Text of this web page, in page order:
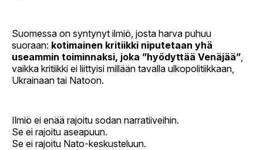
Suomessa on syntynyt ilmiö, josta harva puhuu
suoraan: kotimainen kritiikki niputetaan yhä
useammin toiminnaksi, joka ”hyödyttää Venäjää”
vaikka kritiikki ei liittyisi millään tavalla ulkopolitiikkaan,
Ukrainaan tai Natoon.
Ilmiö ei enää rajoitu sodan narratiiveihin.
Se ei rajoitu aseapuun.
Se ei rajoitu Nato-keskusteluun.